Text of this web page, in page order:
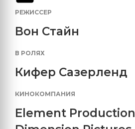
РЕЖИССЕР
Вон Стайн
В РОЛЯХ
Кифер Сазерленд
КИНОКОМПАНИЯ
Element Production